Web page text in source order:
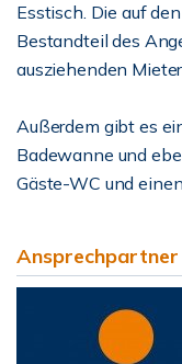
Esstisch. Die auf
Bestandteil des
ausziehenden
Außerdem gibt es
Badewanne und
Gäste-WC und
Ansprechpartner